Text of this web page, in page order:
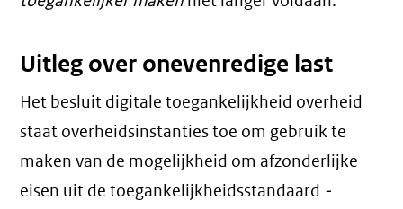
Uitleg over onevenredige last
Het besluit digitale toegankelijkheid overheid
staat overheidsinstanties toe om gebruik te
maken van de mogelijkheid om afzonderlijke
eisen uit de toegankelijkheidsstandaard -